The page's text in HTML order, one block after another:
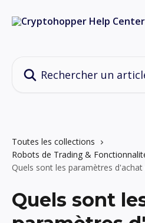
Toutes les collections
Robots de Trading &
Quels sont les paramètres
Quels sont